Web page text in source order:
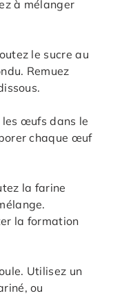
à mélanger
le sucre au
Remuez
œufs dans le
chaque œuf
la farine
la formation
Utilisez un
ou